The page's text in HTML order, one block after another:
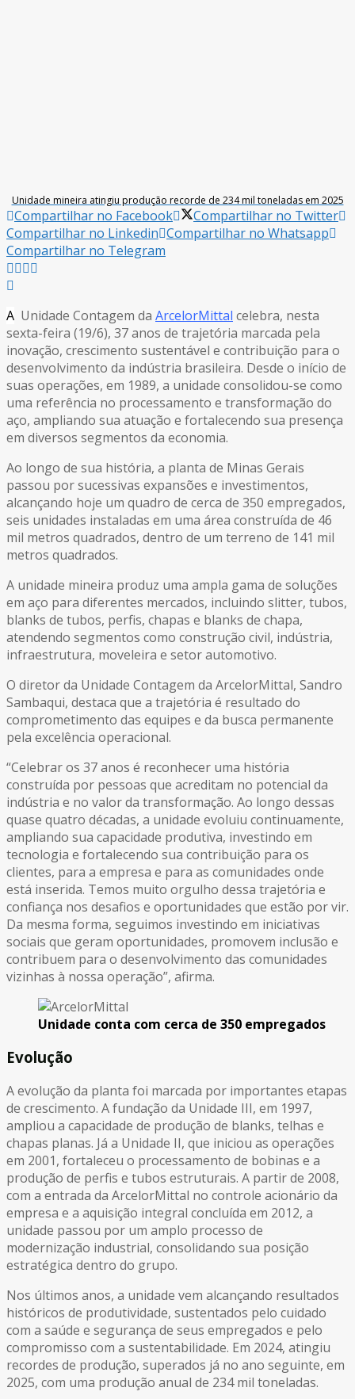
Unidade mineira atingiu produção recorde de 234 mil toneladas em 2025
Compartilhar no Facebook
Compartilhar no Twitter
Compartilhar no Linkedin Compartilhar no Whatsapp
Compartilhar no Telegram
A Unidade Contagem da ArcelorMittal celebra, nesta
sexta-feira (19/6), 37 anos de trajetória marcada pela
inovação, crescimento sustentável e contribuição para o
desenvolvimento da indústria brasileira. Desde o início de
suas operações, em 1989, a unidade consolidou-se como
uma referência no processamento e transformação do
aço, ampliando sua atuação e fortalecendo sua presença
em diversos segmentos da economia.
Ao longo de sua história, a planta de Minas Gerais
passou por sucessivas expansões e investimentos,
alcançando hoje um quadro de cerca de 350 empregados,
seis unidades instaladas em uma área construída de 46
mil metros quadrados, dentro de um terreno de 141 mil
metros quadrados.
A unidade mineira produz uma ampla gama de soluções
em aço para diferentes mercados, incluindo slitter, tubos,
blanks de tubos, perfis, chapas e blanks de chapa,
atendendo segmentos como construção civil, indústria,
infraestrutura, moveleira e setor automotivo.
O diretor da Unidade Contagem da ArcelorMittal, Sandro
Sambaqui, destaca que a trajetória é resultado do
comprometimento das equipes e da busca permanente
pela excelência operacional.
“Celebrar os 37 anos é reconhecer uma história
construída por pessoas que acreditam no potencial da
indústria e no valor da transformação. Ao longo dessas
quase quatro décadas, a unidade evoluiu continuamente,
ampliando sua capacidade produtiva, investindo em
tecnologia e fortalecendo sua contribuição para os
clientes, para a empresa e para as comunidades onde
está inserida. Temos muito orgulho dessa trajetória e
confiança nos desafios e oportunidades que estão por vir.
Da mesma forma, seguimos investindo em iniciativas
sociais que geram oportunidades, promovem inclusão e
contribuem para o desenvolvimento das comunidades
vizinhas à nossa operação”, afirma.
Unidade conta com cerca de 350 empregados
Evolução
A evolução da planta foi marcada por importantes etapas
de crescimento. A fundação da Unidade III, em 1997,
ampliou a capacidade de produção de blanks, telhas e
chapas planas. Já a Unidade II, que iniciou as operações
em 2001, fortaleceu o processamento de bobinas e a
produção de perfis e tubos estruturais. A partir de 2008,
com a entrada da ArcelorMittal no controle acionário da
empresa e a aquisição integral concluída em 2012, a
unidade passou por um amplo processo de
modernização industrial, consolidando sua posição
estratégica dentro do grupo.
Nos últimos anos, a unidade vem alcançando resultados
históricos de produtividade, sustentados pelo cuidado
com a saúde e segurança de seus empregados e pelo
compromisso com a sustentabilidade. Em 2024, atingiu
recordes de produção, superados já no ano seguinte, em
2025, com uma produção anual de 234 mil toneladas.